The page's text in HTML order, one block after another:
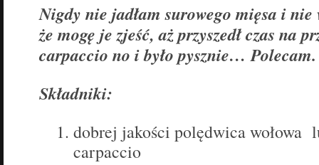
Nigdy nie jadłam surowego mięsa i nie
że mogę je zjeść, aż przyszedł czas na
carpaccio no i było pysznie… Polecam.
Składniki:
dobrej jakości polędwica wołowa
carpaccio